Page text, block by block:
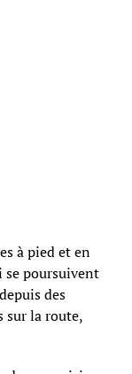
à pied et en
se poursuivent
des
sur la route,